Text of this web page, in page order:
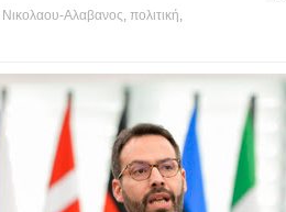
Νικολαου-Αλαβανος πολιτική